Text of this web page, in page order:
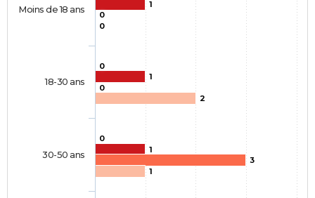
0
0
1
1
1
0
0
3
0
2
1
Moins de 18 ans
18-30 ans
30-50 ans